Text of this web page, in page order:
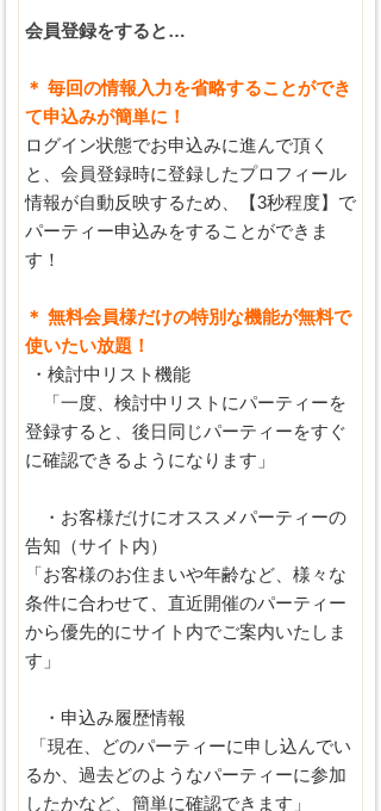
会員登録をすると…
＊ 毎回の情報入力を省略することができ
て申込みが簡単に！
ログイン状態でお申込みに進んで頂く
と、会員登録時に登録したプロフィール
情報が自動反映するため、【3秒程度】で
パーティー申込みをすることができま
す！
＊ 無料会員様だけの特別な機能が無料で
使いたい放題！
・検討中リスト機能
「一度、検討中リストにパーティーを
登録すると、後日同じパーティーをすぐ
に確認できるようになります」
・お客様だけにオススメパーティーの
告知（サイト内）
「お客様のお住まいや年齢など、様々な
条件に合わせて、直近開催のパーティー
から優先的にサイト内でご案内いたしま
す」
・申込み履歴情報
「現在、どのパーティーに申し込んでい
るか、過去どのようなパーティーに参加
したかなど、簡単に確認できます」